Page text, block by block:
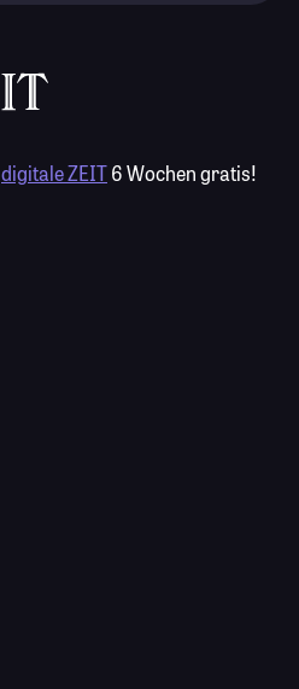
digitale ZEIT6 Wochen gratis!